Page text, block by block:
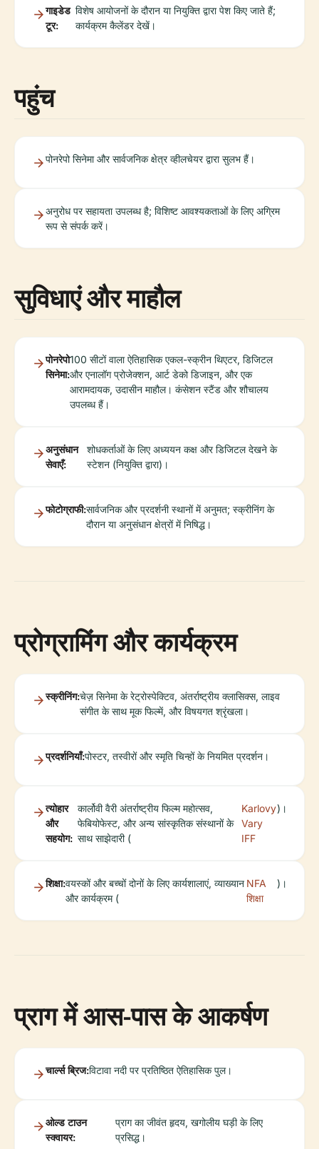
गाइडेड
टूर:
विशेष आयोजनों के दौरान या नियुक्ति द्वारा पेश किए जाते हैं;
कार्यक्रम कैलेंडर देखें।
पहुंच
पोनरेपो सिनेमा और सार्वजनिक क्षेत्र व्हीलचेयर द्वारा सुलभ हैं।
अनुरोध पर सहायता उपलब्ध है; विशिष्ट आवश्यकताओं के लिए अग्रिम
रूप से संपर्क करें।
सुविधाएं और माहौल
पोनरेपो
सिनेमा:
100 सीटों वाला ऐतिहासिक एकल-स्क्रीन थिएटर, डिजिटल
और एनालॉग प्रोजेक्शन, आर्ट डेको डिजाइन, और एक
आरामदायक, उदासीन माहौल। कंसेशन स्टैंड और शौचालय
उपलब्ध हैं।
अनुसंधान
सेवाएँ:
शोधकर्ताओं के लिए अध्ययन कक्ष और डिजिटल देखने के
स्टेशन (नियुक्ति द्वारा)।
फोटोग्राफी:सार्वजनिक और प्रदर्शनी स्थानों में अनुमत; स्क्रीनिंग के
दौरान या अनुसंधान क्षेत्रों में निषिद्ध।
प्रोग्रामिंग और कार्यक्रम
स्क्रीनिंग:चेज़ सिनेमा के रेट्रोस्पेक्टिव, अंतर्राष्ट्रीय क्लासिक्स, लाइव
संगीत के साथ मूक फिल्में, और विषयगत श्रृंखला।
प्रदर्शनियाँ:पोस्टर, तस्वीरों और स्मृति चिन्हों के नियमित प्रदर्शन।
त्योहार
और
सहयोग:
कार्लोवी वैरी अंतर्राष्ट्रीय फिल्म महोत्सव,
फेबियोफेस्ट, और अन्य सांस्कृतिक संस्थानों के
साथ साझेदारी (
Karlovy
Vary
IFF
)।
शिक्षा:वयस्कों और बच्चों दोनों के लिए कार्यशालाएं, व्याख्यान
और कार्यक्रम (
NFA
शिक्षा
)।
प्राग में आस-पास के आकर्षण
चार्ल्स ब्रिज:विटावा नदी पर प्रतिष्ठित ऐतिहासिक पुल।
ओल्ड टाउन
स्क्वायर:
प्राग का जीवंत हृदय, खगोलीय घड़ी के लिए
प्रसिद्ध।